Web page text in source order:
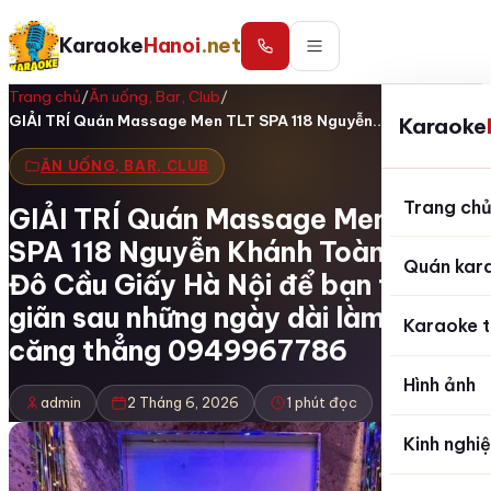
KaraokeHanoi.net
Karaoke
Trang chủ
Quán
Karaoke
Hình ảnh
Kinh
Trang chủ/Ăn uống, Bar, Club/
GIẢI TRÍ Quán Massage Men TLT SPA 118 Nguyễn…
ĂN UỐNG, BAR, CLUB
GIẢI TRÍ Quán Massage Men TLT
SPA 118 Nguyễn Khánh Toàn Nghĩa
Đô Cầu Giấy Hà Nội để bạn thư
giãn sau những ngày dài làm việc
căng thẳng 0949967786
admin 2 Tháng 6, 2026 1 phút đọc